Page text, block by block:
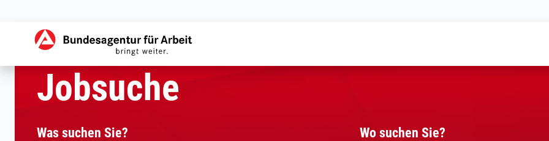
Startseite
Jobsuche
Was suchen Sie?
Wo suchen Sie?